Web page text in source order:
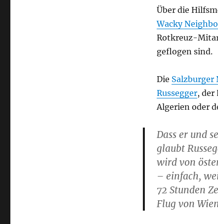
Über die
Wacky
Rotkreuz-
geflogen sind.
Die
Russegger, der
Algerien oder
Dass er und
glaubt
wird von
– einfach,
72 Stunden
Flug von